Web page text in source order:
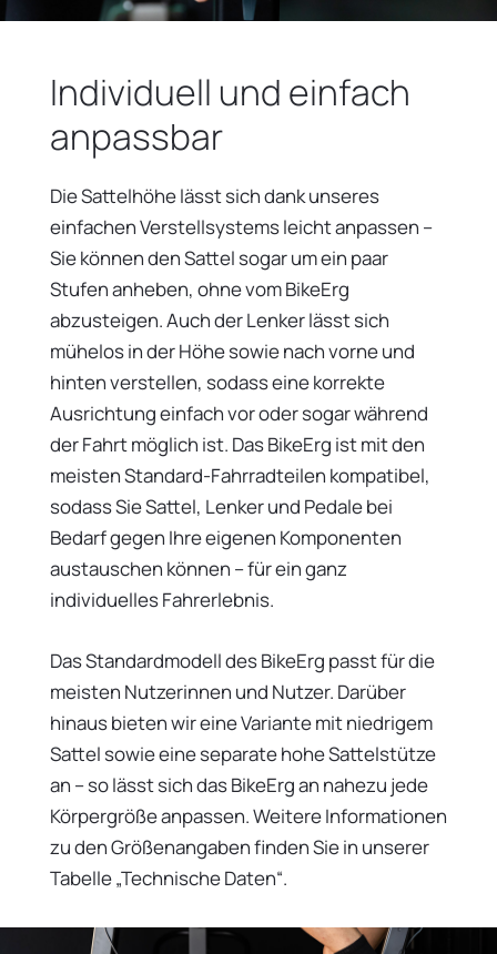
Individuell und einfach
anpassbar
Die Sattelhöhe lässt sich dank unseres
einfachen Verstellsystems leicht anpassen –
Sie können den Sattel sogar um ein paar
Stufen anheben, ohne vom BikeErg
abzusteigen. Auch der Lenker lässt sich
mühelos in der Höhe sowie nach vorne und
hinten verstellen, sodass eine korrekte
Ausrichtung einfach vor oder sogar während
der Fahrt möglich ist. Das BikeErg ist mit den
meisten Standard-Fahrradteilen kompatibel,
sodass Sie Sattel, Lenker und Pedale bei
Bedarf gegen Ihre eigenen Komponenten
austauschen können – für ein ganz
individuelles Fahrerlebnis.
Das Standardmodell des BikeErg passt für die
meisten Nutzerinnen und Nutzer. Darüber
hinaus bieten wir eine Variante mit niedrigem
Sattel sowie eine separate hohe Sattelstütze
an – so lässt sich das BikeErg an nahezu jede
Körpergröße anpassen. Weitere Informationen
zu den Größenangaben finden Sie in unserer
Tabelle „Technische Daten“.